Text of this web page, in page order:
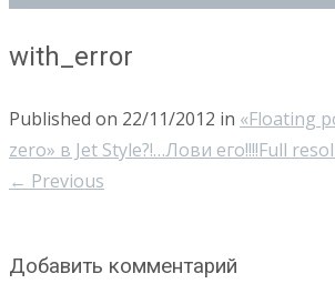
with_error
Published on 22/11/2012 in «Floating
zero» в Jet Style?!…Лови его!!!!Full
← Previous
Добавить комментарий